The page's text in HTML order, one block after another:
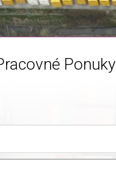
Ponuky